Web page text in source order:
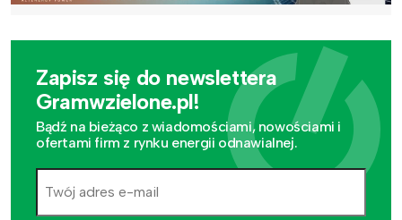
Zapisz się do newslettera
Gramwzielone.pl!
Bądź na bieżąco z wiadomościami, nowościami i
ofertami firm z rynku energii odnawialnej.